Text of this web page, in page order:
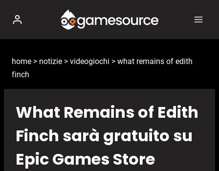
contenuto
home > notizie > videogiochi > what remains of edith
finch
What Remains of Edith
Finch sarà gratuito su
Epic Games Store